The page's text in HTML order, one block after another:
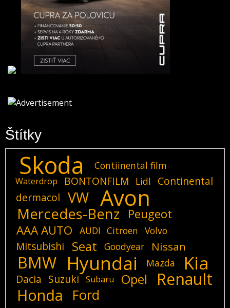
Štítky
Skoda Contiinental film
Waterdrop BONTONFILM Lidl
Continental
dermacol
VW Avon
Mercedes-Benz
Peugeot
AAA AUTO
AUDI Citroen Volvo
Mitsubishi Seat Goodyear Nissan
BMW Hyundai Mazda Kia
Dacia Suzuki Subaru Opel Renault
Honda Ford